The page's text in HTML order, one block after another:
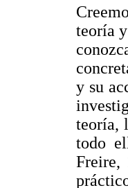
teoría
y su
teoría,
todo
Freire,